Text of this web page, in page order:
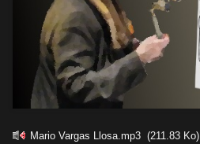
Mario Vargas Llosa.mp3 (211.83 Ko)